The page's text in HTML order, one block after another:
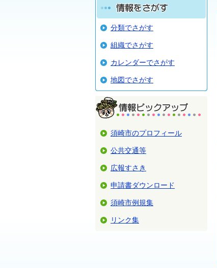
分類でさがす
組織でさがす
カレンダーでさがす
地図でさがす
須崎市のプロフィール
公共交通等
広報すさき
申請書ダウンロード
須崎市例規集
リンク集